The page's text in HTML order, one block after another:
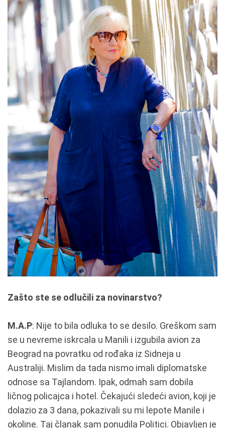
Zašto ste se odlučili za novinarstvo?
M.A.P: Nije to bila odluka to se desilo. Greškom sam
se u nevreme iskrcala u Manili i izgubila avion za
Beograd na povratku od rođaka iz Sidneja u
Australiji. Mislim da tada nismo imali diplomatske
odnose sa Tajlandom. Ipak, odmah sam dobila
ličnog policajca i hotel. Čekajući sledeći avion, koji je
dolazio za 3 dana, pokazivali su mi lepote Manile i
okoline. Taj članak sam ponudila Politici. Objavljen je